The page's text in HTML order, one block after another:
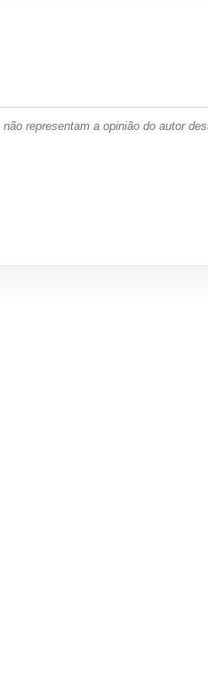
representam a opinião do autor